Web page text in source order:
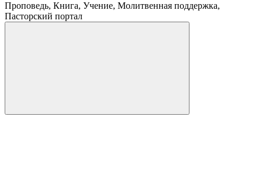
Проповедь, Книга, Учение, Молитвенная поддержка,
Пасторский портал